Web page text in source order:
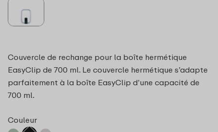
Couvercle de rechange pour la boîte hermétique
EasyClip de 700 ml. Le couvercle hermétique s’adapte
parfaitement à la boîte EasyClip d’une capacité de
700 ml.
Couleur